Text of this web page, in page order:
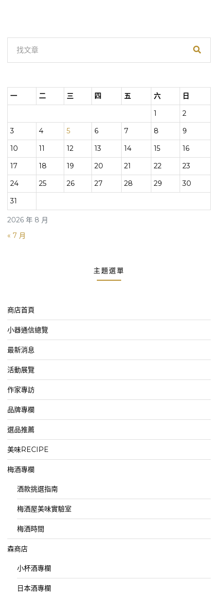
2026 年 8 月
一 二 三 四 五 六
日
1
2
3
4 5 6 7 8
9
10
11 12 13 14 15
16
17
18 19 20 21 22
23
24
25 26 27 28 29
30
31
« 7 月
主題選單
商店首頁
小器通信總覽
最新消息
活動展覽
作家專訪
品牌專欄
選品推薦
美味RECIPE
梅酒專欄
酒款挑選指南
梅酒屋美味實驗室
梅酒時間
森商店
小杯酒專欄
日本酒專欄